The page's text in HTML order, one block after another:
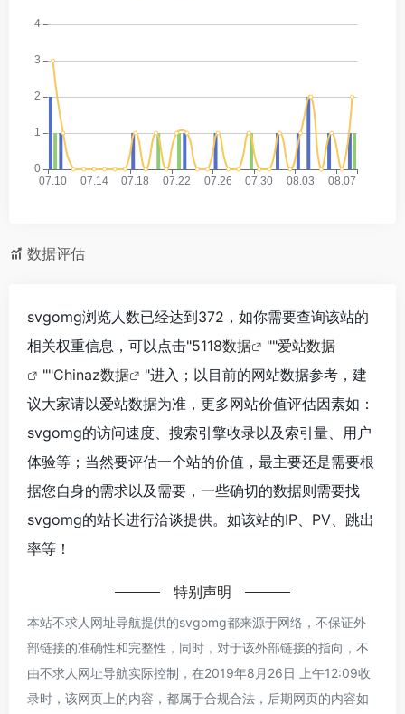
数据评估
svgomg浏览人数已经达到372，如你需要查询该站的
相关权重信息，可以点击"5118数据 ""爱站数据
""Chinaz数据
"进入；以目前的网站数据参考，建
议大家请以爱站数据为准，更多网站价值评估因素如：
svgomg的访问速度、搜索引擎收录以及索引量、用户
体验等；当然要评估一个站的价值，最主要还是需要根
据您自身的需求以及需要，一些确切的数据则需要找
svgomg的站长进行洽谈提供。如该站的IP、PV、跳出
率等！
特别声明
本站不求人网址导航提供的svgomg都来源于网络，不保证外
部链接的准确性和完整性，同时，对于该外部链接的指向，不
由不求人网址导航实际控制，在2019年8月26日 上午12:09收
录时，该网页上的内容，都属于合规合法，后期网页的内容如